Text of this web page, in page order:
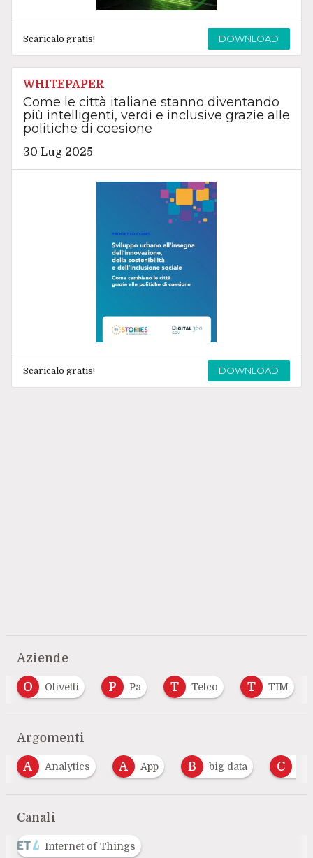
Scaricalo gratis! DOWNLOAD
WHITEPAPER
Come le città italiane stanno diventando
più intelligenti, verdi e inclusive grazie alle
politiche di coesione
30 Lug 2025
Scaricalo gratis! DOWNLOAD
Aziende
P Pa Telco T TIM V Vasco
Argomenti
A App B big data C cloud data
Canali
Internet of Things